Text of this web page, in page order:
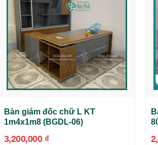
Bàn giám đốc chữ L KT
1m4x1m8 (BGDL-06)
3,200,000 ₫